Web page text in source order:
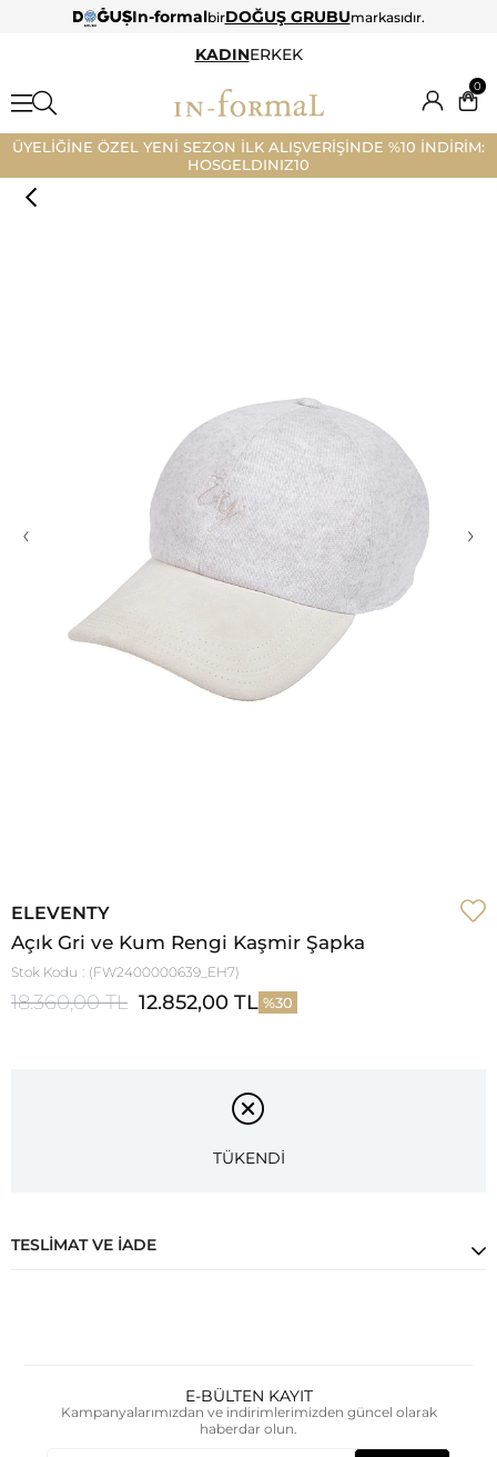
In-formalbirDOĞUŞ GRUBUmarkasıdır.
KADINERKEK
0
ÜYELİĞİNE ÖZEL YENİ SEZON İLK ALIŞVERİŞİNDE %10 İNDİRİM:
HOSGELDINIZ10
‹ ›
ELEVENTY
Açık Gri ve Kum Rengi Kaşmir Şapka
Stok Kodu (FW2400000639_EH7)
18.360,00 TL 12.852,00 TL 30
TÜKENDİ
TESLIMAT VE İADE
E-BÜLTEN KAYIT
Kampanyalarımızdan ve indirimlerimizden güncel olarak
haberdar olun.